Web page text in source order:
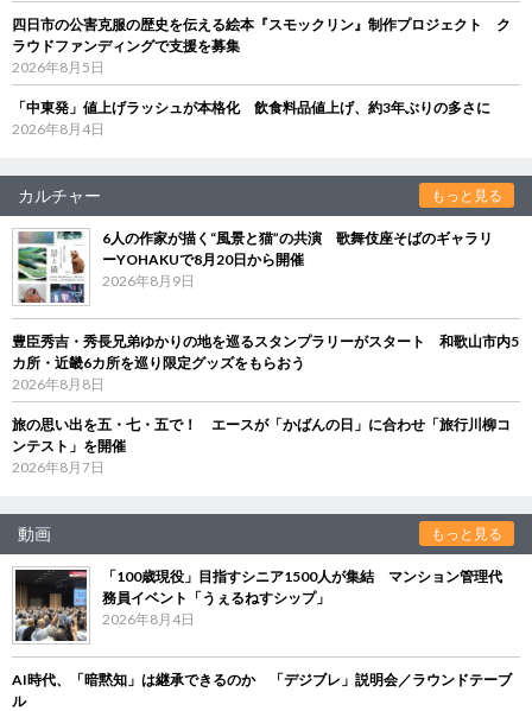
四日市の公害克服の歴史を伝える絵本『スモックリン』制作プロジェクト ク
ラウドファンディングで支援を募集
2026年8月5日
「中東発」値上げラッシュが本格化 飲食料品値上げ、約3年ぶりの多さに
2026年8月4日
カルチャー もっと見る
6人の作家が描く“風景と猫”の共演 歌舞伎座そばのギャラリ
ーYOHAKUで8月20日から開催
2026年8月9日
豊臣秀吉・秀長兄弟ゆかりの地を巡るスタンプラリーがスタート 和歌山市内5
カ所・近畿6カ所を巡り限定グッズをもらおう
2026年8月8日
旅の思い出を五・七・五で！ エースが「かばんの日」に合わせ「旅行川柳コ
ンテスト」を開催
2026年8月7日
動画 もっと見る
「100歳現役」目指すシニア1500人が集結 マンション管理代
務員イベント「うぇるねすシップ」
2026年8月4日
AI時代、「暗黙知」は継承できるのか 「デジブレ」説明会／ラウンドテーブ
ル